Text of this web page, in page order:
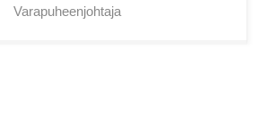
Varapuheenjohtaja